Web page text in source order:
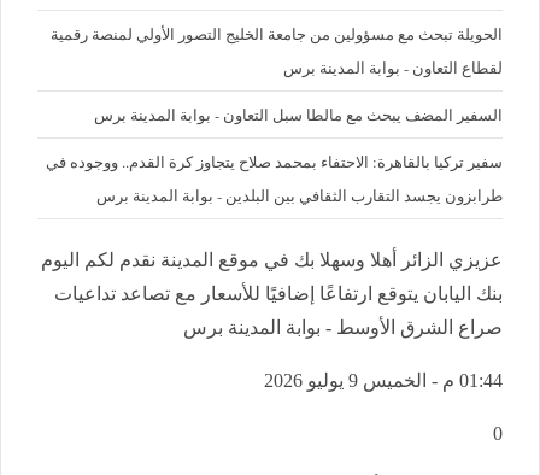
الحويلة تبحث مع مسؤولين من جامعة الخليج التصور الأولي لمنصة رقمية
لقطاع التعاون - بوابة المدينة برس
السفير المضف يبحث مع مالطا سبل التعاون - بوابة المدينة برس
سفير تركيا بالقاهرة: الاحتفاء بمحمد صلاح يتجاوز كرة القدم.. ووجوده في
طرابزون يجسد التقارب الثقافي بين البلدين - بوابة المدينة برس
عزيزي الزائر أهلا وسهلا بك في موقع المدينة نقدم لكم اليوم
بنك اليابان يتوقع ارتفاعًا إضافيًا للأسعار مع تصاعد تداعيات
صراع الشرق الأوسط - بوابة المدينة برس
01:44 م - الخميس 9 يوليو 2026
0